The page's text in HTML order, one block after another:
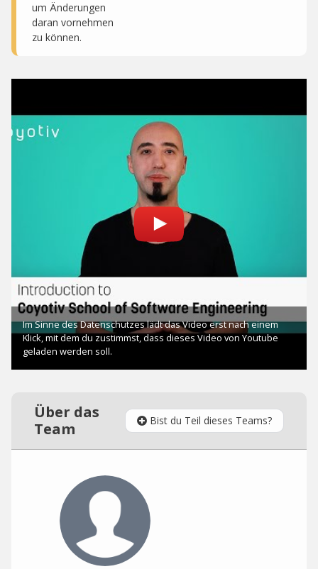
um Änderungen
daran vornehmen
zu können.
Über das
Team
Bist du Teil dieses Teams?